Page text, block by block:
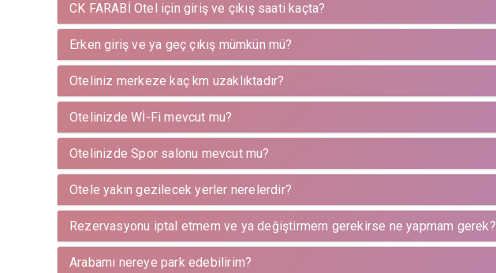
CK FARABİ Otel için giriş ve çıkış saati kaçta?
Erken giriş ve ya geç çıkış mümkün mü?
Oteliniz merkeze kaç km uzaklıktadır?
Otelinizde Wİ-Fi mevcut mu?
Otelinizde Spor salonu mevcut mu?
Otele yakın gezilecek yerler nerelerdir?
Rezervasyonu iptal etmem ve ya değiştirmem gerekirse ne yapmam gerek?
Arabamı nereye park edebilirim?